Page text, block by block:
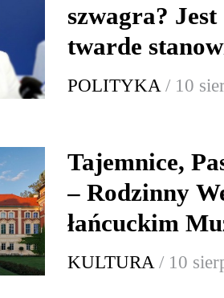
szwagra?
twarde
POLITYKA / 10
Tajemnice,
– Rodzinny
łańcuckim
KULTURA / 10